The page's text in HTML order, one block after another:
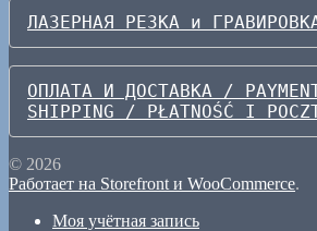
ЛАЗЕРНАЯ РЕЗКА и
ОПЛАТА И ДОСТАВКА /
SHIPPING / PŁATNOŚĆ I
© 2026
Работает на Storefront и WooCommerce.
Моя учётная запись